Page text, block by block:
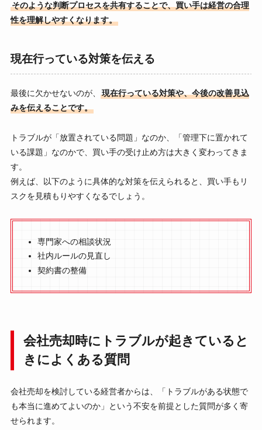
そのような判断プロセスを共有することで、買い手は経営の合理
性を理解しやすくなります。
現在行っている対策を伝える
最後に欠かせないのが、
現在行っている対策や、今後の改善見込
みを伝えることです。
トラブルが「放置されている問題」なのか、「管理下に置かれて
いる課題」なのかで、買い手の受け止め方は大きく変わってきま
す。
例えば、以下のように具体的な対策を伝えられると、買い手もリ
スクを見積もりやすくなるでしょう。
専門家への相談状況
社内ルールの見直し
契約書の整備
会社売却時にトラブルが起きていると
きによくある質問
会社売却を検討している経営者からは、「トラブルがある状態で
も本当に進めてよいのか」という不安を前提とした質問が多く寄
せられます。